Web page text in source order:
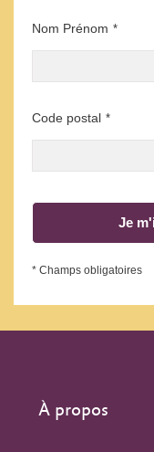
Nom Prénom *
Code postal *
Je
* Champs obligatoires
À propos